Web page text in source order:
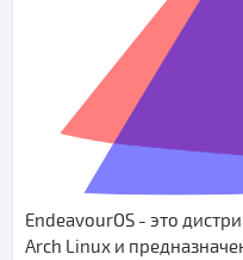
EndeavourOS - это
Arch Linux и